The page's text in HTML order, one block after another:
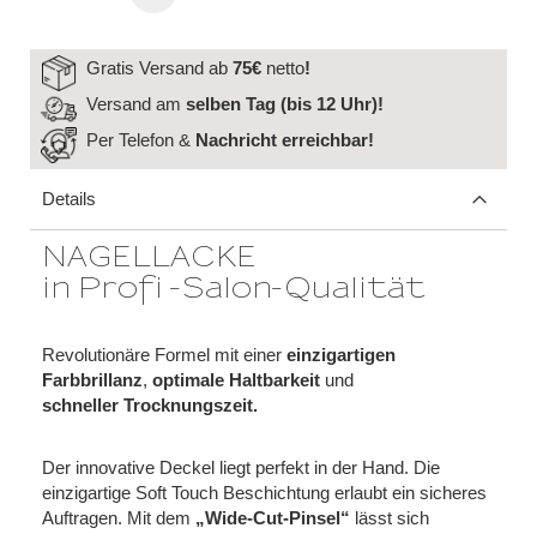
Gratis Versand ab 75€ netto!
Versand am selben Tag (bis 12 Uhr)!
Per Telefon & Nachricht erreichbar!
Details
NAGELLACKE
in Profi -Salon-Qualität
Revolutionäre Formel mit einer einzigartigen
Farbbrillanz, optimale Haltbarkeit und
schneller Trocknungszeit.
Der innovative Deckel liegt perfekt in der Hand. Die
einzigartige Soft Touch Beschichtung erlaubt ein sicheres
Auftragen. Mit dem „Wide-Cut-Pinsel“ lässt sich